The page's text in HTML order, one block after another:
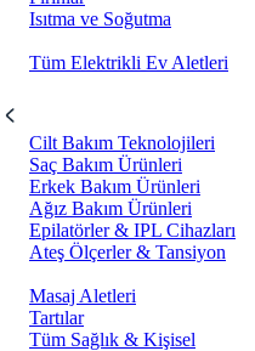
Isıtma ve Soğutma
Tüm Elektrikli Ev Aletleri
Cilt Bakım Teknolojileri
Saç Bakım Ürünleri
Erkek Bakım Ürünleri
Ağız Bakım Ürünleri
Epilatörler & IPL Cihazları
Ateş Ölçerler & Tansiyon
Masaj Aletleri
Tartılar
Tüm Sağlık & Kişisel